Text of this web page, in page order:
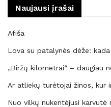
Naujausi įrašai
Afiša
Lova su patalynės dėže:
„Biržų kilometrai“ – daugiau
Ar atliekų turėtojai žinos, kur
Nuo vilkų nukentėjusi karvutė